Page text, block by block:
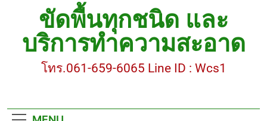
ขัดพื้นหินขัด อบต.แหลมบัวนครปฐม
ขัดพื้นหินอ่อน โทร.0616596065 ไลน์ WCS1
บทความ : การดูแลรักษาพื้นหินขัด
ขัดพื้นทุกชนิด และ
บริการทำความสะอาด
โทร.061-659-6065 Line ID : Wcs1